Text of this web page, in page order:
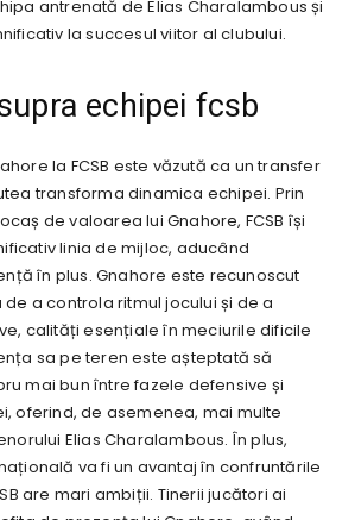
antrenată de Elias Charalambous și
la succesul viitor al clubului.
echipei fcsb
la FCSB este văzută ca un transfer
transforma dinamica echipei. Prin
de valoarea lui Gnahore, FCSB își
linia de mijloc, aducând
în plus. Gnahore este recunoscut
a controla ritmul jocului și de a
calități esențiale în meciurile dificile
sa pe teren este așteptată să
mai bun între fazele defensive și
oferind, de asemenea, mai multe
Elias Charalambous. În plus,
va fi un avantaj în confruntările
are mari ambiții. Tinerii jucători ai